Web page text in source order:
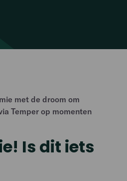
met de droom om
Temper op momenten
Is dit iets